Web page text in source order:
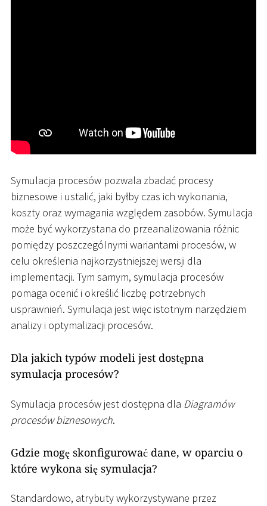
Symulacja procesów pozwala zbadać procesy
biznesowe i ustalić, jaki byłby czas ich wykonania,
koszty oraz wymagania względem zasobów. Symulacja
może być wykorzystana do przeanalizowania różnic
pomiędzy poszczególnymi wariantami procesów, w
celu określenia najkorzystniejszej wersji dla
implementacji. Tym samym, symulacja procesów
pomaga ocenić i określić liczbę potrzebnych
usprawnień. Symulacja jest więc istotnym narzędziem
analizy i optymalizacji procesów.
Dla jakich typów modeli jest dostępna
symulacja procesów?
Symulacja procesów jest dostępna dla Diagramów
procesów biznesowych.
Gdzie mogę skonfigurować dane, w oparciu o
które wykona się symulacja?
Standardowo, atrybuty wykorzystywane przez